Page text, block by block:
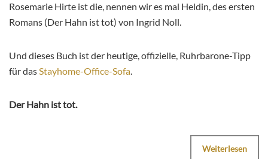
Rosemarie Hirte ist die, nennen wir es mal Heldin, des ersten
Romans (Der Hahn ist tot) von Ingrid Noll.
Und dieses Buch ist der heutige, offizielle, Ruhrbarone-Tipp
für dasStayhome-Office-Sofa.
Der Hahn ist tot.
Weiterlesen